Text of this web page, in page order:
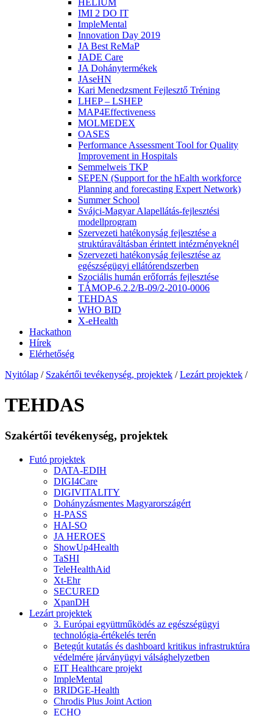
HELIUM
IMI 2 DO IT
ImpleMental
Innovation Day 2019
JA Best ReMaP
JADE Care
JA Dohánytermékek
JAseHN
Kari Menedzsment Fejlesztő Tréning
LHEP – LSHEP
MAP4Effectiveness
MOLMEDEX
OASES
Performance Assessment Tool for Quality
Improvement in Hospitals
Semmelweis TKP
SEPEN (Support for the hEalth workforce
Planning and forecasting Expert Network)
Summer School
Svájci-Magyar Alapellátás-fejlesztési
modellprogram
Szervezeti hatékonyság fejlesztése a
struktúraváltásban érintett intézményeknél
Szervezeti hatékonyság fejlesztése az
egészségügyi ellátórendszerben
Szociális humán erőforrás fejlesztése
TÁMOP-6.2.2/B-09/2-2010-0006
TEHDAS
WHO BID
X-eHealth
Hackathon
Hírek
Elérhetőség
Nyitólap / Szakértői tevékenység, projektek / Lezárt projektek /
TEHDAS
Szakértői tevékenység, projektek
Futó projektek
DATA-EDIH
DIGI4Care
DIGIVITALITY
Dohányzásmentes Magyarországért
H-PASS
HAI-SO
JA HEROES
ShowUp4Health
TaSHI
TeleHealthAid
Xt-Ehr
SECURED
XpanDH
Lezárt projektek
3. Európai együttműködés az egészségügyi
technológia-értékelés terén
Betegút kutatás és dashboard kritikus infrastruktúra
védelmére járványügyi válsághelyzetben
EIT Healthcare projekt
ImpleMental
BRIDGE-Health
Chrodis Plus Joint Action
ECHO